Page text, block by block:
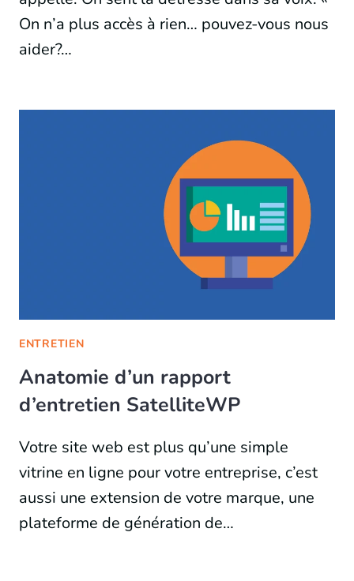
On n’a plus accès à rien… pouvez-vous nous
aider?…
ENTRETIEN
Anatomie d’un rapport
d’entretien SatelliteWP
Votre site web est plus qu’une simple
vitrine en ligne pour votre entreprise, c’est
aussi une extension de votre marque, une
plateforme de génération de…